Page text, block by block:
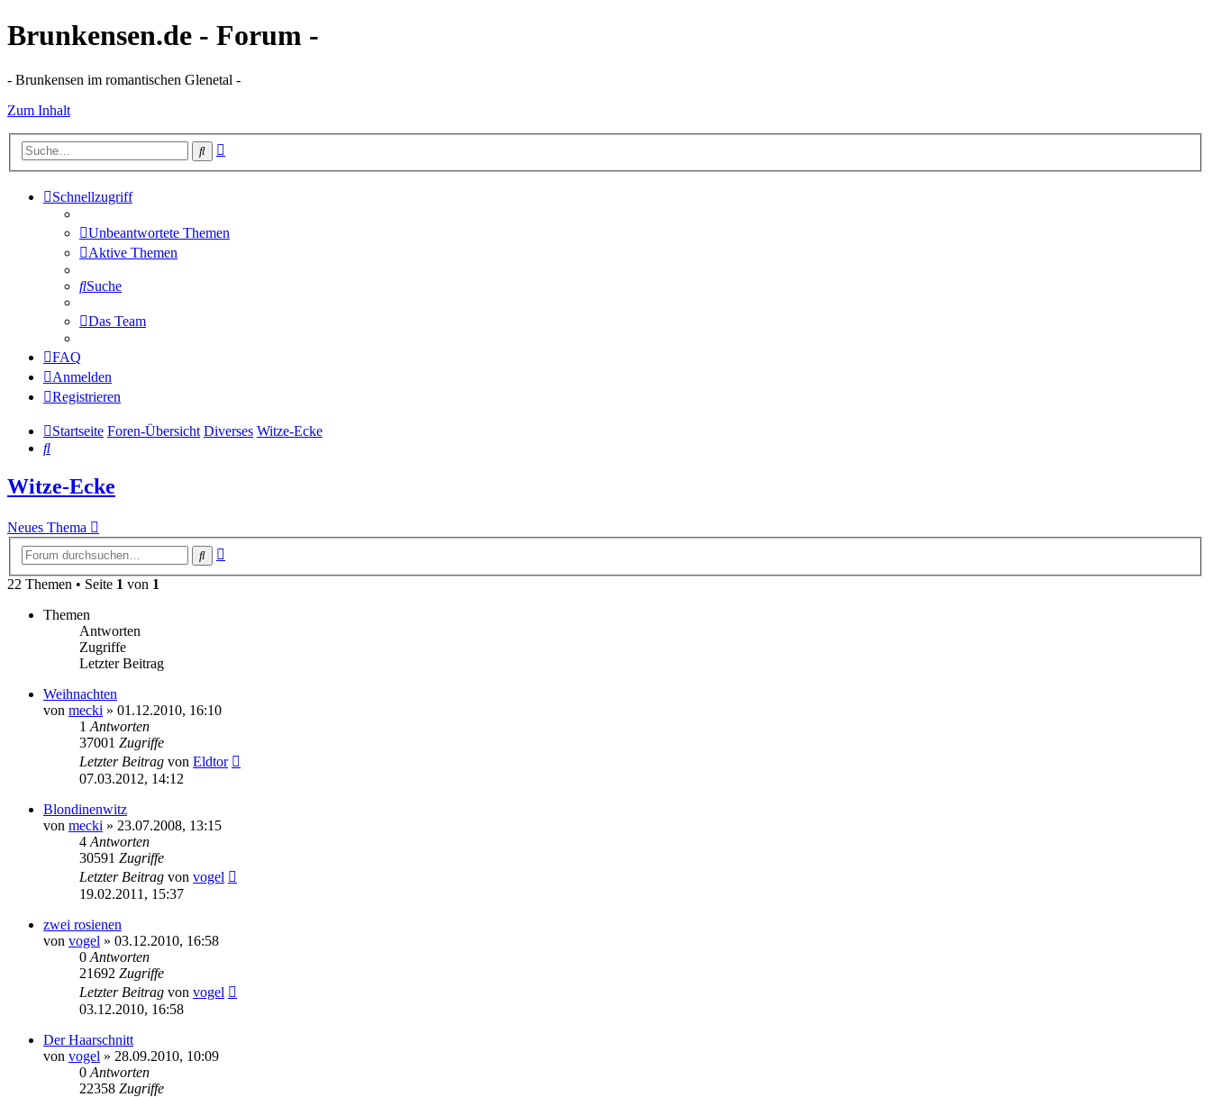
Brunkensen.de - Forum -
- Brunkensen im romantischen Glenetal -
Zum Inhalt
Suche
Schnellzugriff
Unbeantwortete Themen
Aktive Themen
Suche
Das Team
FAQ
Anmelden
Registrieren
Startseite Foren-Übersicht Diverses Witze-Ecke
Suche
Witze-Ecke
Neues Thema
Suche
22 Themen • Seite 1 von 1
Themen
Antworten
Zugriffe
Letzter Beitrag
Weihnachten
von mecki » 01.12.2010, 16:10
1 Antworten
37001 Zugriffe
Letzter Beitrag von Eldtor
07.03.2012, 14:12
Blondinenwitz
von mecki » 23.07.2008, 13:15
4 Antworten
30591 Zugriffe
Letzter Beitrag von vogel
19.02.2011, 15:37
zwei rosienen
von vogel » 03.12.2010, 16:58
0 Antworten
21692 Zugriffe
Letzter Beitrag von vogel
03.12.2010, 16:58
Der Haarschnitt
von vogel » 28.09.2010, 10:09
0 Antworten
22358 Zugriffe